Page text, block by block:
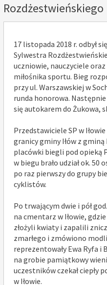
Rozdżestwieńskiego
17 listopada 2018 r. odbył
Sylwestra
uczniowie, nauczyciele
miłośnika sportu. Bieg
przy ul. Warszawskiej w
runda honorowa.
się autokarem do Żukowa,
Przedstawiciele SP w
granicy gminy Iłów z
placówki biegli pod opieką
w biegu brało udział ok.
po raz pierwszy do grupy
cyklistów.
Po trwającym dwie i pół
na cmentarz w Iłowie,
złożyli kwiaty i zapalili
zmarłego i zmówiono
reprezentowały Ewa Ryfa i
na grobie pamiątkowy
uczestników czekał ciepły
w Iłowie.